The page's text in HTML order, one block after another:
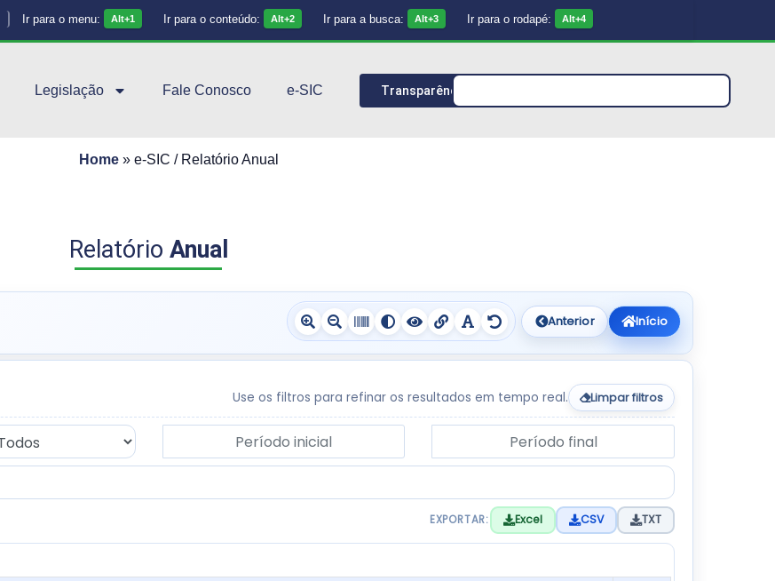
Ir para o menu: Alt+1 Ir para o conteúdo: Alt+2 Ir para a busca: Alt+3 Ir para o rodapé: Alt+4
Legislação Fale Conosco e-SIC Transparência
Home» e-SIC / Relatório Anual
Relatório Anual